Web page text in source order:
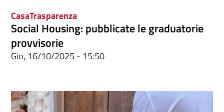
Social Housing: pubblicate le graduatorie
provvisorie
Gio, 16/10/2025 - 15:50
CasaTrasparenza